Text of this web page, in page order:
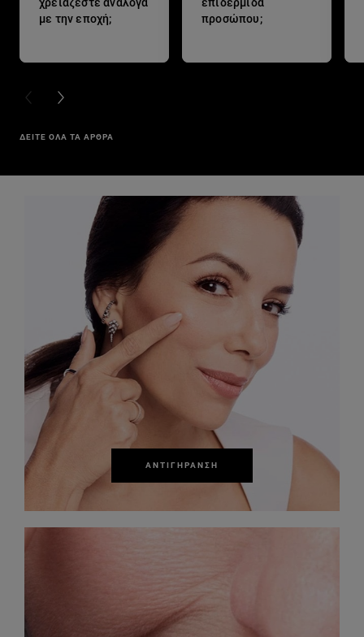
με την εποχή;
προσώπου;
PREVIOUS CARD
NEXT CARD
ΔΕΙΤΕ ΟΛΑ ΤΑ ΑΡΘΡΑ
ΑΝΤΙΓΉΡΑΝΣΗ